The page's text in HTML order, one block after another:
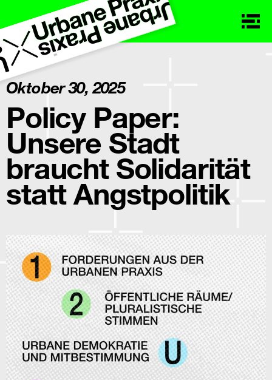
Oktober 30, 2025
Policy Paper:
Unsere Stadt
braucht Solidarität
statt Angstpolitik